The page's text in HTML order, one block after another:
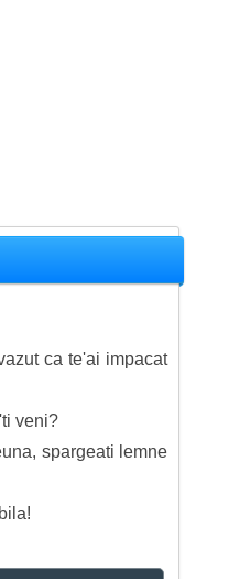
ca te'ai impacat
veni?
spargeati lemne